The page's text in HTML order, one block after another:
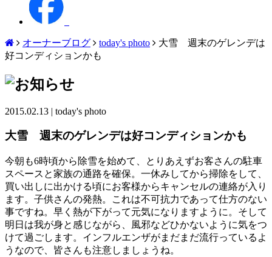
オーナーブログ today's photo
大雪 週末のゲレンデは
好コンディションかも
2015.02.13 | today's photo
大雪 週末のゲレンデは好コンディションかも
今朝も6時頃から除雪を始めて、とりあえずお客さんの駐車
スペースと家族の通路を確保。一休みしてから掃除をして、
買い出しに出かける頃にお客様からキャンセルの連絡が入り
ます。子供さんの発熱。これは不可抗力であって仕方のない
事ですね。早く熱が下がって元気になりますように。そして
明日は我が身と感じながら、風邪などひかないように気をつ
けて過ごします。インフルエンザがまだまだ流行っているよ
うなので、皆さんも注意しましょうね。